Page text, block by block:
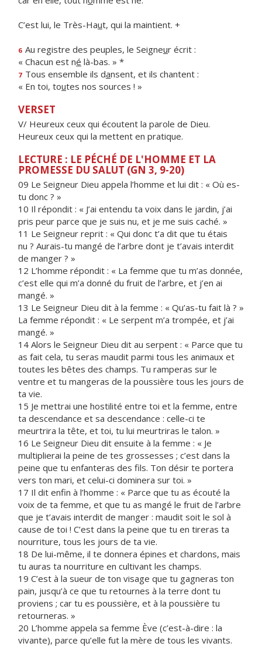
C’est lui, le Très-Haut, qui la maintient. +
6 Au registre des peuples, le Seigneur écrit :
« Chacun est né là-bas. » *
7 Tous ensemble ils dansent, et ils chantent :
« En toi, toutes nos sources ! »
VERSET
V/ Heureux ceux qui écoutent la parole de Dieu.
Heureux ceux qui la mettent en pratique.
LECTURE : LE PÉCHÉ DE L'HOMME ET LA
PROMESSE DU SALUT (GN 3, 9-20)
09 Le Seigneur Dieu appela l’homme et lui dit : « Où es-
tu donc ? »
10 Il répondit : « J’ai entendu ta voix dans le jardin, j’ai
pris peur parce que je suis nu, et je me suis caché. »
11 Le Seigneur reprit : « Qui donc t’a dit que tu étais
nu ? Aurais-tu mangé de l’arbre dont je t’avais interdit
de manger ? »
12 L’homme répondit : « La femme que tu m’as donnée,
c’est elle qui m’a donné du fruit de l’arbre, et j’en ai
mangé. »
13 Le Seigneur Dieu dit à la femme : « Qu’as-tu fait là ? »
La femme répondit : « Le serpent m’a trompée, et j’ai
mangé. »
14 Alors le Seigneur Dieu dit au serpent : « Parce que tu
as fait cela, tu seras maudit parmi tous les animaux et
toutes les bêtes des champs. Tu ramperas sur le
ventre et tu mangeras de la poussière tous les jours de
ta vie.
15 Je mettrai une hostilité entre toi et la femme, entre
ta descendance et sa descendance : celle-ci te
meurtrira la tête, et toi, tu lui meurtriras le talon. »
16 Le Seigneur Dieu dit ensuite à la femme : « Je
multiplierai la peine de tes grossesses ; c’est dans la
peine que tu enfanteras des fils. Ton désir te portera
vers ton mari, et celui-ci dominera sur toi. »
17 Il dit enfin à l’homme : « Parce que tu as écouté la
voix de ta femme, et que tu as mangé le fruit de l’arbre
que je t’avais interdit de manger : maudit soit le sol à
cause de toi ! C’est dans la peine que tu en tireras ta
nourriture, tous les jours de ta vie.
18 De lui-même, il te donnera épines et chardons, mais
tu auras ta nourriture en cultivant les champs.
19 C’est à la sueur de ton visage que tu gagneras ton
pain, jusqu’à ce que tu retournes à la terre dont tu
proviens ; car tu es poussière, et à la poussière tu
retourneras. »
20 L’homme appela sa femme Ève (c’est-à-dire : la
vivante), parce qu’elle fut la mère de tous les vivants.